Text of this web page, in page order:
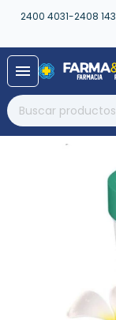
2400 4031-2408
menu